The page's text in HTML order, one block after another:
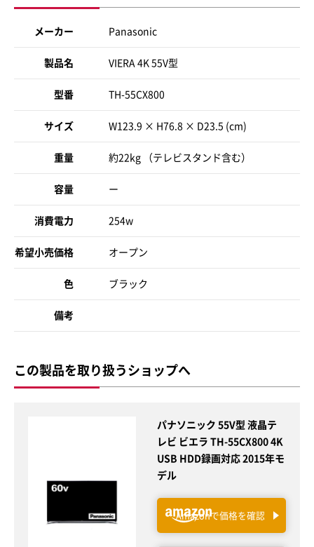
メーカー Panasonic
製品名 VIERA 4K 55V型
型番 TH-55CX800
サイズ W123.9 × H76.8 × D23.5 (cm)
重量 約22kg （テレビスタンド含む）
容量 ー
消費電力 254w
希望小売価格 オープン
色 ブラック
備考
この製品を取り扱うショップへ
パナソニック 55V型 液晶テ
レビ ビエラ TH-55CX800 4K
USB HDD録画対応 2015年モ
デル
Amazonで価格を確認